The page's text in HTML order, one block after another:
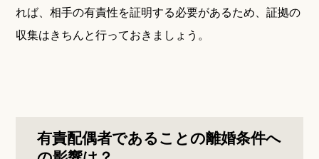
れば、相手の有責性を証明する必要があるため、証拠の
収集はきちんと行っておきましょう。
有責配偶者であることの離婚条件へ